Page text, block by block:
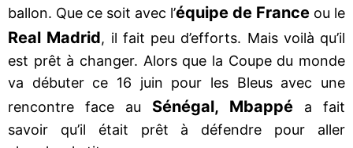
ballon. Que ce soit avec l’équipe de France ou le
Real Madrid, il fait peu d’efforts. Mais voilà qu’il
est prêt à changer. Alors que la Coupe du monde
va débuter ce 16 juin pour les Bleus avec une
rencontre face au Sénégal, Mbappé a fait
savoir qu’il était prêt à défendre pour aller